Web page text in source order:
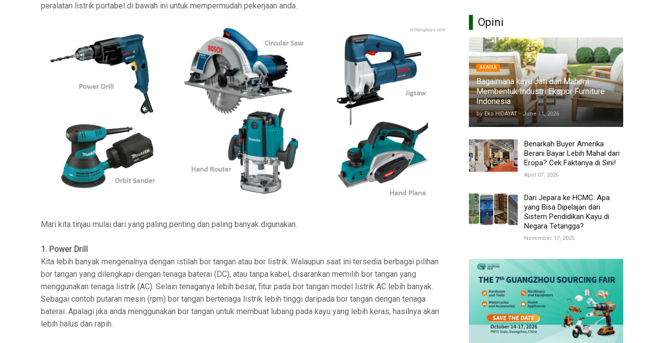
peralatan listrik portabel di bawah ini untuk mempermudah pekerjaan anda.
Mari kita tinjau mulai dari yang paling penting dan paling banyak digunakan.
1. Power Drill
Kita lebih banyak mengenalnya dengan istilah bor tangan atau bor listrik. Walaupun saat ini tersedia berbagai pilihan
bor tangan yang dilengkapi dengan tenaga baterai (DC), atau tanpa kabel, disarankan memilih bor tangan yang
menggunakan tenaga listrik (AC). Selain tenaganya lebih besar, fitur pada bor tangan model listrik AC lebih banyak.
Sebagai contoh putaran mesin (rpm) bor tangan bertenaga listrik lebih tinggi daripada bor tangan dengan tenaga
baterai. Apalagi jika anda menggunakan bor tangan untuk membuat lubang pada kayu yang lebih keras, hasilnya akan
lebih halus dan rapih.
Opini
AKASIA
Bagaimana kayu Jati dan Mahoni
Membentuk Industri Ekspor Furniture
Indonesia
by Eko HIDAYAT - June 11, 2026
Benarkah Buyer Amerika
Berani Bayar Lebih Mahal dari
Eropa? Cek Faktanya di Sini!
April 07, 2026
Dari Jepara ke HCMC: Apa
yang Bisa Dipelajari dari
Sistem Pendidikan Kayu di
Negara Tetangga?
November 17, 2025